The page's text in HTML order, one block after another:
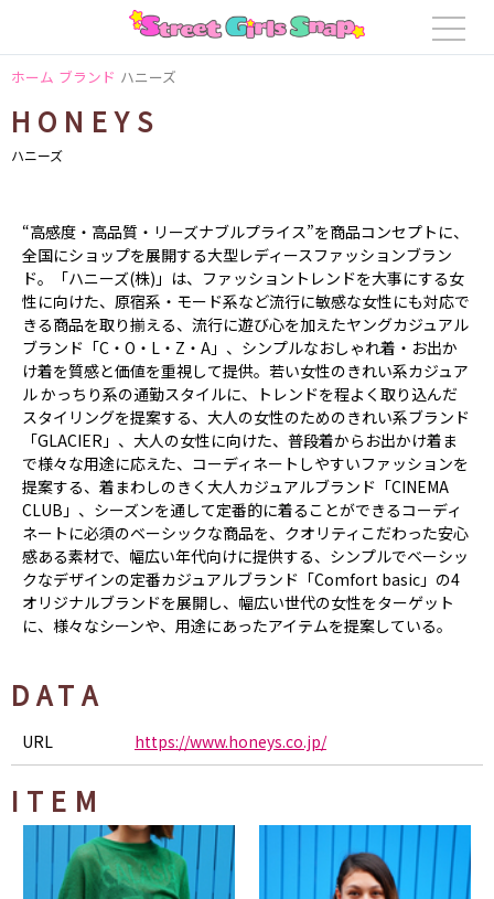
ホーム ブランド ハニーズ
HONEYS
ハニーズ
“高感度・高品質・リーズナブルプライス”を商品コンセプトに、
全国にショップを展開する大型レディースファッションブラン
ド。「ハニーズ(株)」は、ファッショントレンドを大事にする女
性に向けた、原宿系・モード系など流行に敏感な女性にも対応で
きる商品を取り揃える、流行に遊び心を加えたヤングカジュアル
ブランド「C・O・L・Z・A」、シンプルなおしゃれ着・お出か
け着を質感と価値を重視して提供。若い女性のきれい系カジュア
ル かっちり系の通勤スタイルに、トレンドを程よく取り込んだ
スタイリングを提案する、大人の女性のためのきれい系ブランド
「GLACIER」、大人の女性に向けた、普段着からお出かけ着ま
で様々な用途に応えた、コーディネートしやすいファッションを
提案する、着まわしのきく大人カジュアルブランド「CINEMA
CLUB」、シーズンを通して定番的に着ることができるコーディ
ネートに必須のベーシックな商品を、クオリティこだわった安心
感ある素材で、幅広い年代向けに提供する、シンプルでベーシッ
クなデザインの定番カジュアルブランド「Comfort basic」の4
オリジナルブランドを展開し、幅広い世代の女性をターゲット
に、様々なシーンや、用途にあったアイテムを提案している。
DATA
URL https://www.honeys.co.jp/
ITEM